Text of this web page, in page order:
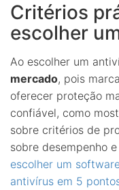
Critérios
escolher
Ao escolher um
mercado, pois
oferecer proteção
confiável, como
sobre critérios de
sobre desempenho
escolher um
antivírus em 5